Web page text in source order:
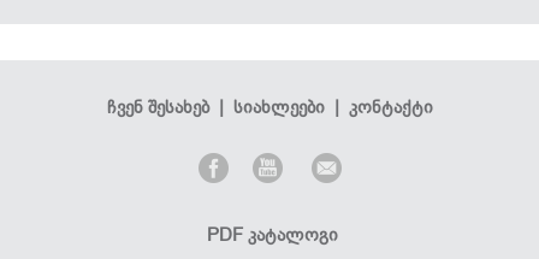
ჩვენ შესახებ| სიახლეები| კონტაქტი
PDF კატალოგი